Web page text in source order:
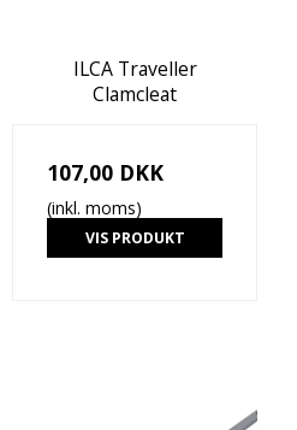
ILCA Traveller
Clamcleat
107,00 DKK
(inkl. moms)
VIS PRODUKT